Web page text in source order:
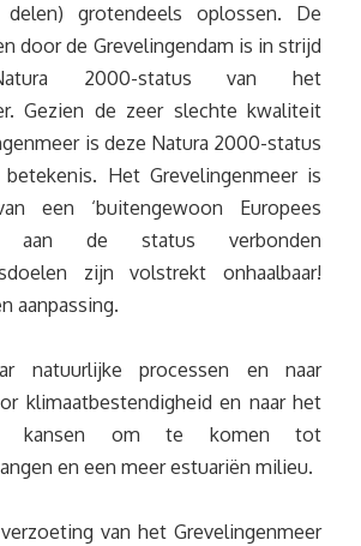
grotendeels oplossen. De
door de Grevelingendam is in strijd
2000-status van het
Gezien de zeer slechte kwaliteit
is deze Natura 2000-status
Het Grevelingenmeer is
een ‘buitengewoon Europees
aan de status verbonden
zijn volstrekt onhaalbaar!
aanpassing.
natuurlijke processen en naar
klimaatbestendigheid en naar het
kansen om te komen tot
en een meer estuariën milieu.
van het Grevelingenmeer